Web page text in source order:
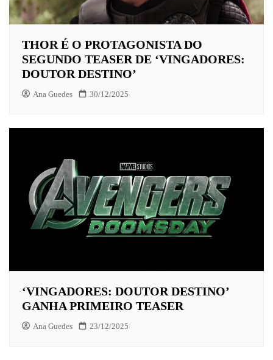
THOR É O PROTAGONISTA DO
SEGUNDO TEASER DE ‘VINGADORES:
DOUTOR DESTINO’
Ana Guedes 30/12/2025
‘VINGADORES: DOUTOR DESTINO’
GANHA PRIMEIRO TEASER
Ana Guedes 23/12/2025